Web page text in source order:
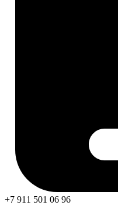
+7 911 501 06 96